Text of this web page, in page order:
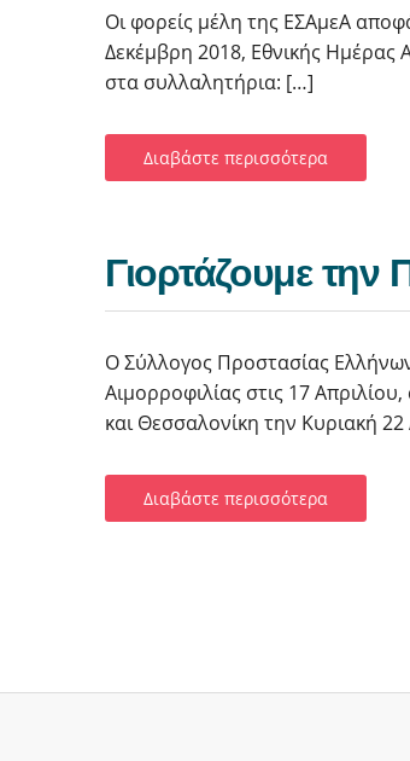
Οι φορείς μέλη της ΕΣΑμεΑ
Δεκέμβρη 2018, Εθνικής Ημέρας
στα συλλαλητήρια: […]
Διαβάστε περισσότερα
Γιορτάζουμε την
Ο Σύλλογος Προστασίας
Αιμορροφιλίας στις 17
και Θεσσαλονίκη την Κυριακή
Διαβάστε περισσότερα